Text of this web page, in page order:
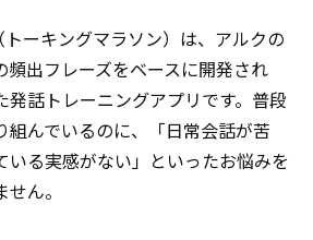
ーキングマラソン）は、アルクの
頻出フレーズをベースに開発され
発話トレーニングアプリです。普段
組んでいるのに、「日常会話が苦
いる実感がない」といったお悩みを
ん。